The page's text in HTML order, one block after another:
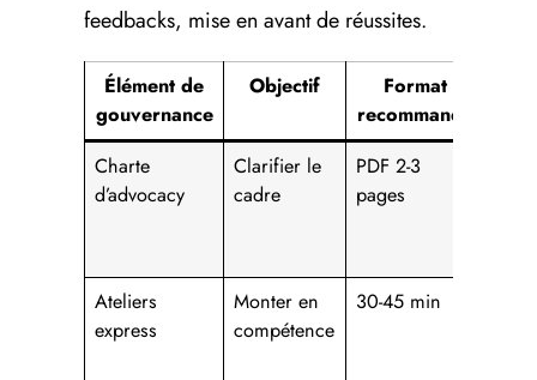
feedbacks, mise en avant de réussites.
Élément de
gouvernance
Objectif
Format
recommandé
Charte
d’advocacy
Clarifier le
cadre
PDF 2-3
pages
Ateliers
express
Monter en
compétence
30-45 min